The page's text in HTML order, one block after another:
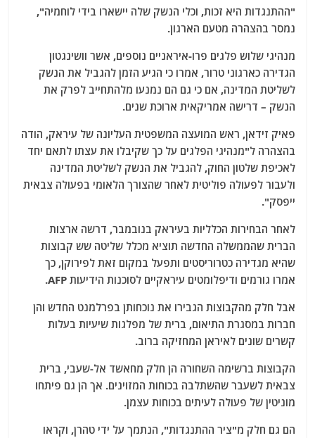
"ההתנגדות היא זכות, וכלי הנשק שלה יישארו בידי לוחמיה",
נמסר בהצהרה מטעם הארגון.
מנהיגי שלוש פלגים פרו-איראניים נוספים, אשר וושינגטון
הגדירה כארגוני טרור, אמרו כי הגיע הזמן להגביל את הנשק
לשליטת המדינה, אם כי גם הם נמנעו מלהתחייב לפרק את
הנשק – דרישה אמריקאית ארוכת שנים.
פאיק זידאן, ראש המועצה המשפטית העליונה של עיראק, הודה
בהצהרה ל"מנהיגי הפלגים על כך שקיבלו את עצתו לתאם יחד
לאכיפת שלטון החוק, להגביל את הנשק לשליטת המדינה
ולעבור לפעולה פוליטית לאחר שהצורך הלאומי בפעולה צבאית
ייפסק".
לאחר הבחירות הכלליות בעיראק בנובמבר, דרשה ארצות
הברית שהממשלה החדשה תוציא מכלל שליטה שש קבוצות
שהיא מגדירה כטרוריסטים ותפעל במקום זאת לפירוקן, כך
אמרו גורמים ודיפלומטים עיראקיים לסוכנות הידיעות AFP.
אבל חלק מהקבוצות הגבירו את נוכחותן בפרלמנט החדש והן
חברות במסגרת התיאום, ברית של מפלגות שיעיות בעלות
קשרים שונים לאיראן המחזיקה ברוב.
הקבוצות ברשימה השחורה הן חלק מחאשד אל-שעבי, ברית
צבאית לשעבר שהשתלבה בכוחות המזוינים. אך הן גם פיתחו
מוניטין של פעולה לעיתים בכוחות עצמן.
הם גם חלק מ"ציר ההתנגדות", הנתמך על ידי טהרן, וקראו